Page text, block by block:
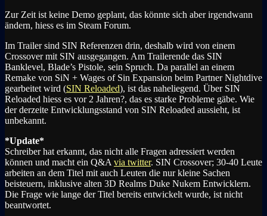
Zur Zeit ist keine Demo geplant, das könnte sich aber irgendwann
ändern, hiess es im Steam Forum.
Im Trailer sind SIN Referenzen drin, deshalb wird von einem
Crossover mit SIN ausgegangen. Am Trailerende das SIN
Banklevel, Blade’s Pistole, sein Spruch. Da parallel an einem
Remake von SiN + Wages of Sin Expansion beim Partner Nightdive
gearbeitet wird (SIN Reloaded), ist das naheliegend. Über SIN
Reloaded hiess es vor 2 Jahren?, das es starke Probleme gäbe. Wie
der derzeite Entwicklungsstand von SIN Reloaded aussieht, ist
unbekannt.
*Update*
Schreiber hat erkannt, das nicht alle Fragen adressiert werden
können und macht ein Q&A via twitter. SIN Crossover; 30-40 Leute
arbeiten an dem Titel mit auch Leuten die nur kleine Sachen
beisteuern, inklusive alten 3D Realms Duke Nukem Entwicklern.
Die Frage wie lange der Titel bereits entwickelt wurde, ist nicht
beantwortet.